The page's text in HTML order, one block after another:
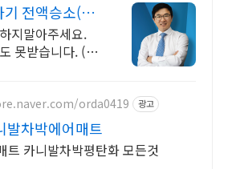
전액승소(3
지말아주세요.
못받습니다. (법
orda0419 광고
발차박에어매트
카니발 전용차박매트 카니발차박평탄화 모든것